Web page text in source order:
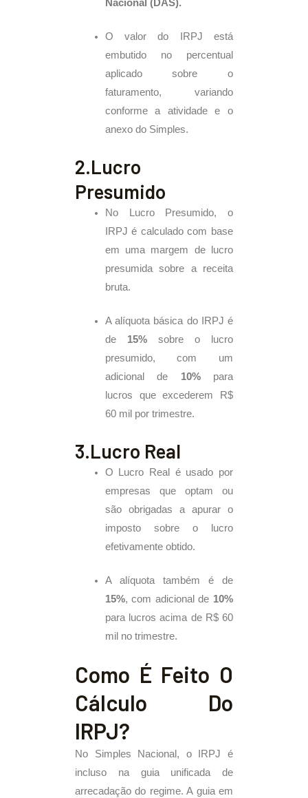
Nacional (DAS).
O valor do IRPJ está
embutido no percentual
aplicado sobre o
faturamento, variando
conforme a atividade e o
anexo do Simples.
2.Lucro
Presumido
No Lucro Presumido, o
IRPJ é calculado com base
em uma margem de lucro
presumida sobre a receita
bruta.
A alíquota básica do IRPJ é
de 15%sobre o lucro
presumido, com um
adicional de 10%para
lucros que excederem R$
60 mil por trimestre.
3.Lucro Real
O Lucro Real é usado por
empresas que optam ou
são obrigadas a apurar o
imposto sobre o lucro
efetivamente obtido.
A alíquota também é de
15%, com adicional de 10%
para lucros acima de R$ 60
mil no trimestre.
Como É Feito O
Cálculo Do
IRPJ?
No Simples Nacional, o IRPJ é
incluso na guia unificada de
arrecadação do regime. A guia em